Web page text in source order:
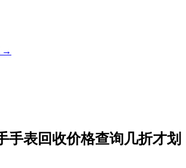
→
手表回收价格查询几折才划